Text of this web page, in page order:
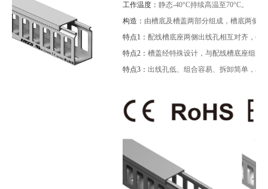
工作温度： 静态-40°C持续高温至70°C。
构造： 由槽底及槽盖两部分组成，槽底两侧
特点1： 配线槽底座两侧出线孔相互对齐，任
特点2： 槽盖经特殊设计，与配线槽底座组合
特点3： 出线孔低、组合容易、拆卸简单，易